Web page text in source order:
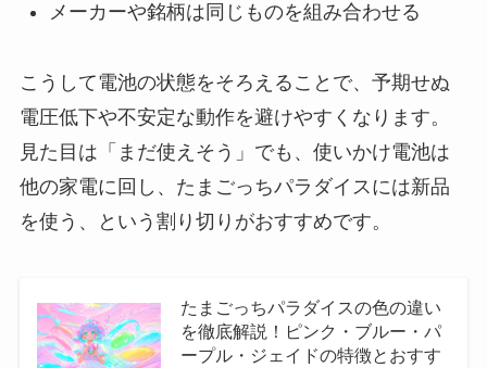
メーカーや銘柄は同じものを組み合わせる
こうして電池の状態をそろえることで、予期せぬ
電圧低下や不安定な動作を避けやすくなります。
見た目は「まだ使えそう」でも、使いかけ電池は
他の家電に回し、たまごっちパラダイスには新品
を使う、という割り切りがおすすめです。
たまごっちパラダイスの色の違い
を徹底解説！ピンク・ブルー・パ
ープル・ジェイドの特徴とおすす